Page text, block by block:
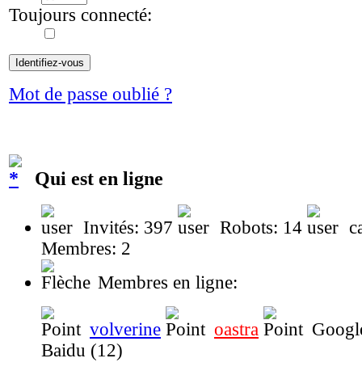
Toujours connecté:
Mot de passe oublié ?
Qui est en ligne
Invités: 397 Robots: 14
Membres: 2
Membres en ligne:
volverine oastra
Baidu (12)